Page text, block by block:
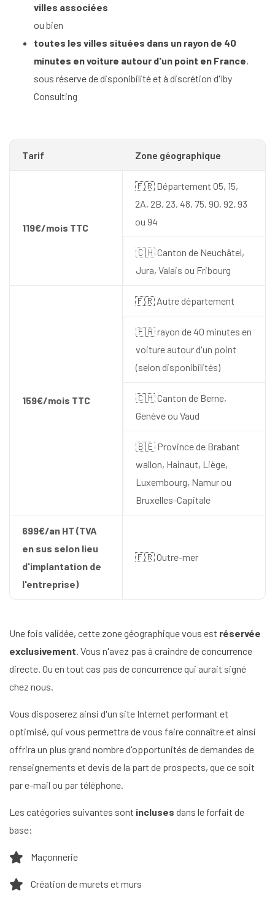
villes associées
ou bien
toutes les villes situées dans un rayon de 40
minutes en voiture autour d'un point en France,
sous réserve de disponibilité et à discrétion d'Iby
Consulting
Tarif Zone géographique
119€/mois TTC
🇫🇷 Département 05, 15,
2A, 2B, 23, 48, 75, 90, 92, 93
ou 94
🇨🇭 Canton de Neuchâtel,
Jura, Valais ou Fribourg
159€/mois TTC
🇫🇷 Autre département
🇫🇷 rayon de 40 minutes en
voiture autour d'un point
(selon disponibilités)
🇨🇭 Canton de Berne,
Genève ou Vaud
🇧🇪 Province de Brabant
wallon, Hainaut, Liège,
Luxembourg, Namur ou
Bruxelles-Capitale
699€/an HT (TVA
en sus selon lieu
d'implantation de
l'entreprise)
🇫🇷 Outre-mer
Une fois validée, cette zone géographique vous est réservée
exclusivement . Vous n'avez pas à craindre de concurrence
directe. Ou en tout cas pas de concurrence qui aurait signé
chez nous.
Vous disposerez ainsi d'un site Internet performant et
optimisé, qui vous permettra de vous faire connaître et ainsi
offrira un plus grand nombre d'opportunités de demandes de
renseignements et devis de la part de prospects, que ce soit
par e-mail ou par téléphone.
Les catégories suivantes sont incluses dans le forfait de
base:
Maçonnerie
Création de murets et murs